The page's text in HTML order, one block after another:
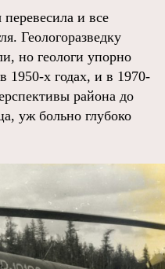
и все
Геологоразведку
но геологи упорно
1950-х годах, и в 1970-
района до
уж больно глубоко